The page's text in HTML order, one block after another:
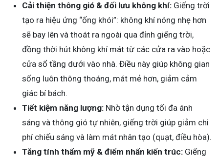
Cải thiện thông gió & đối lưu không khí: Giếng trời
tạo ra hiệu ứng “ống khói”: không khí nóng nhẹ hơn
sẽ bay lên và thoát ra ngoài qua đỉnh giếng trời,
đồng thời hút không khí mát từ các cửa ra vào hoặc
cửa sổ tầng dưới vào nhà. Điều này giúp không gian
sống luôn thông thoáng, mát mẻ hơn, giảm cảm
giác bí bách.
Tiết kiệm năng lượng: Nhờ tận dụng tối đa ánh
sáng và thông gió tự nhiên, giếng trời giúp giảm chi
phí chiếu sáng và làm mát nhân tạo (quạt, điều hòa).
Tăng tính thẩm mỹ & điểm nhấn kiến trúc: Giếng